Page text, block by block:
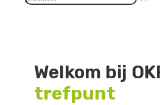
Welkom bij
trefpunt